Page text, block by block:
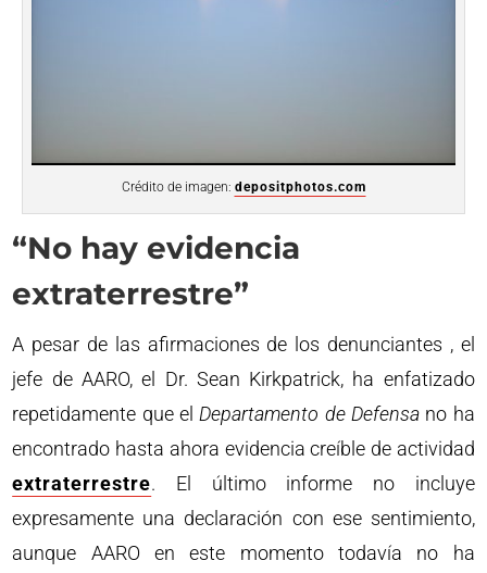
Crédito de imagen: depositphotos.com
“No hay evidencia
extraterrestre”
A pesar de las afirmaciones de los denunciantes , el
jefe de AARO, el Dr. Sean Kirkpatrick, ha enfatizado
repetidamente que elDepartamento de Defensa no ha
encontrado hasta ahora evidencia creíble de actividad
extraterrestre. El último informe no incluye
expresamente una declaración con ese sentimiento,
aunque AARO en este momento todavía no ha